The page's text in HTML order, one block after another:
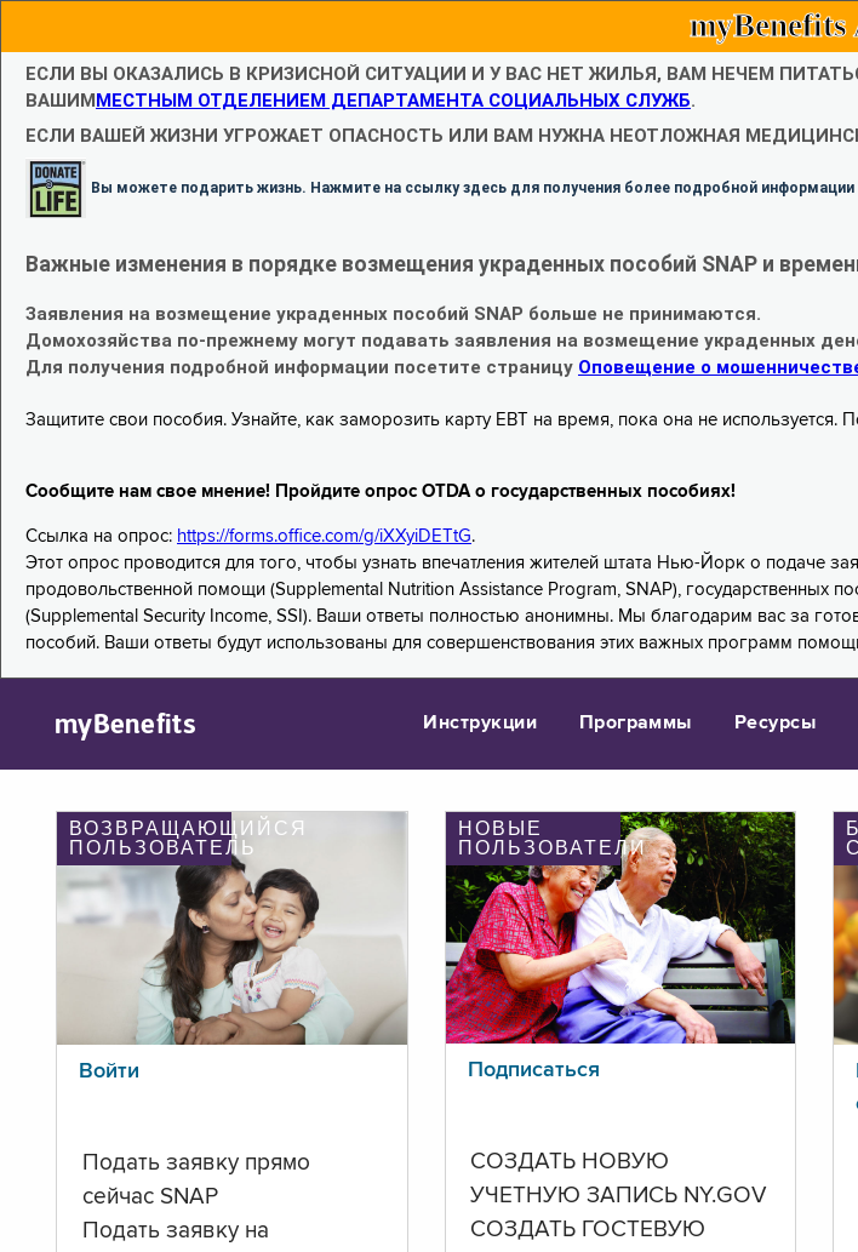
myBenefits
ЕСЛИ ВЫ ОКАЗАЛИСЬ В КРИЗИСНОЙ СИТУАЦИИ И У ВАС НЕТ ЖИЛЬЯ, ВАМ НЕЧЕМ
ВАШИММЕСТНЫМ ОТДЕЛЕНИЕМ ДЕПАРТАМЕНТА СОЦИАЛЬНЫХ СЛУЖБ.
ЕСЛИ ВАШЕЙ ЖИЗНИ УГРОЖАЕТ ОПАСНОСТЬ ИЛИ ВАМ НУЖНА НЕОТЛОЖНАЯ
Вы можете подарить жизнь. Нажмите на ссылку здесь для получения более подробной информации
Важные изменения в порядке возмещения украденных пособий SNAP и
Заявления на возмещение украденных пособий SNAP больше не принимаются.
Домохозяйства по-прежнему могут подавать заявления на возмещение украденных
Для получения подробной информации посетите страницу Оповещение о
Защитите свои пособия. Узнайте, как заморозить карту EBT на время, пока она не используется.
Сообщите нам свое мнение! Пройдите опрос OTDA о государственных пособиях!
Ссылка на опрос: https://forms.office.com/g/iXXyiDETtG.
Этот опрос проводится для того, чтобы узнать впечатления жителей штата Нью-Йорк о подаче
продовольственной помощи (Supplemental Nutrition Assistance Program, SNAP), государственных
(Supplemental Security Income, SSI). Ваши ответы полностью анонимны. Мы благодарим вас за
пособий. Ваши ответы будут использованы для совершенствования этих важных программ
myBenefits Инструкции Программы Ресурсы
ВОЗВРАЩАЮЩИЙСЯ
ПОЛЬЗОВАТЕЛЬ
Войти
Подать заявку прямо
сейчас SNAP
Подать заявку на
НОВЫЕ
ПОЛЬЗОВАТЕЛИ
Подписаться
СОЗДАТЬ НОВУЮ
УЧЕТНУЮ ЗАПИСЬ NY.GOV
СОЗДАТЬ ГОСТЕВУЮ